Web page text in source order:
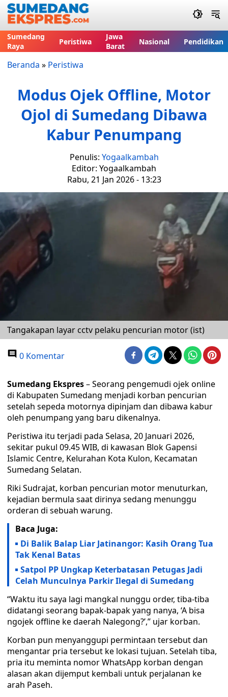
Sumedang
Raya
Peristiwa
Jawa
Barat
Nasional Pendidikan
Beranda » Peristiwa
Modus Ojek Offline, Motor
Ojol di Sumedang Dibawa
Kabur Penumpang
Penulis: Yogaalkambah
Editor: Yogaalkambah
Rabu, 21 Jan 2026 - 13:23
Tangakapan layar cctv pelaku pencurian motor (ist)
0 Komentar
Sumedang Ekspres– Seorang pengemudi ojek online
di Kabupaten Sumedang menjadi korban pencurian
setelah sepeda motornya dipinjam dan dibawa kabur
oleh penumpang yang baru dikenalnya.
Peristiwa itu terjadi pada Selasa, 20 Januari 2026,
sekitar pukul 09.45 WIB, di kawasan Blok Gapensi
Islamic Centre, Kelurahan Kota Kulon, Kecamatan
Sumedang Selatan.
Riki Sudrajat, korban pencurian motor menuturkan,
kejadian bermula saat dirinya sedang menunggu
orderan di sebuah warung.
Baca Juga:
Di Balik Balap Liar Jatinangor: Kasih Orang Tua
Tak Kenal Batas
Satpol PP Ungkap Keterbatasan Petugas Jadi
Celah Munculnya Parkir Ilegal di Sumedang
“Waktu itu saya lagi mangkal nunggu order, tiba-tiba
didatangi seorang bapak-bapak yang nanya, ‘A bisa
ngojek offline ke daerah Nalegong?’,” ujar korban.
Korban pun menyanggupi permintaan tersebut dan
mengantar pria tersebut ke lokasi tujuan. Setelah tiba,
pria itu meminta nomor WhatsApp korban dengan
alasan akan dijemput kembali untuk perjalanan ke
arah Paseh.